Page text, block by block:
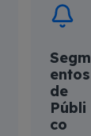
Segm
entos
de
Públi
co